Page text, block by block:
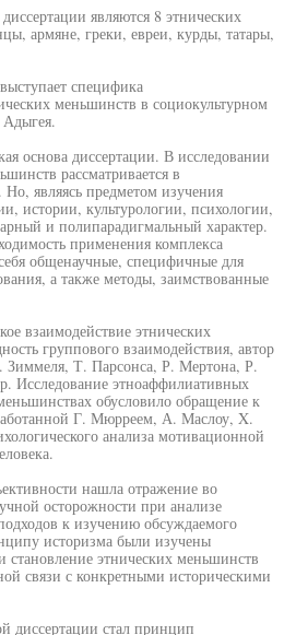
являются 8 этнических
армяне, греки, евреи, курды, татары,
специфика
меньшинств в социокультурном
Адыгея.
основа диссертации. В исследовании
рассматривается в
Но, являясь предметом изучения
истории, культурологии, психологии,
и полипарадигмальный характер.
применения комплекса
общенаучные, специфичные для
а также методы, заимствованные
взаимодействие этнических
группового взаимодействия, автор
Зиммеля, Т. Парсонса, Р. Мертона, Р.
Исследование этноаффилиативных
обусловило обращение к
Г. Мюрреем, А. Маслоу, X.
анализа мотивационной
нашла отражение во
осторожности при анализе
к изучению обсуждаемого
историзма были изучены
становление этнических меньшинств
связи с конкретными историческими
диссертации стал принцип